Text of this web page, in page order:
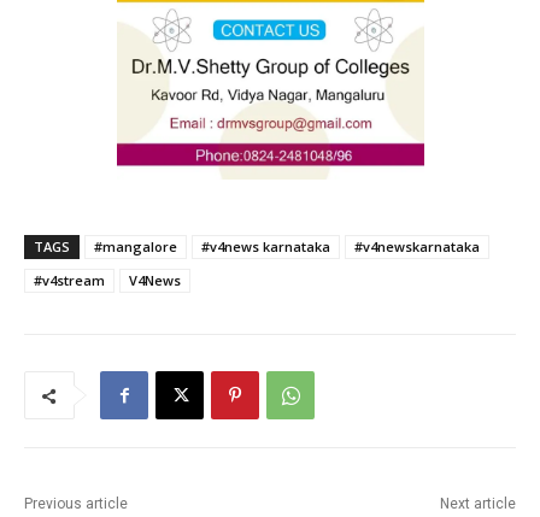
TAGS #mangalore #v4news karnataka
#v4newskarnataka
#v4stream
V4News
Previous article Next article